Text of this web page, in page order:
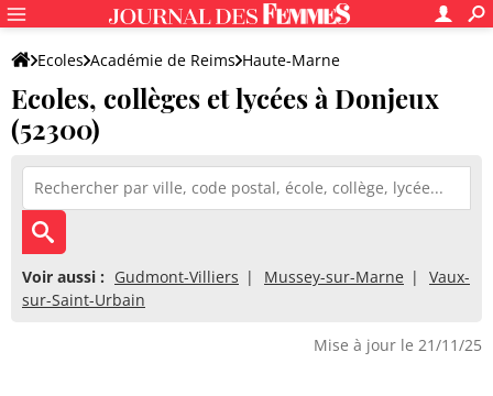
Ecoles Académie de Reims Haute-Marne
Ecoles, collèges et lycées à Donjeux
(52300)
Voir aussi : Gudmont-Villiers Mussey-sur-Marne
Vaux-
sur-Saint-Urbain
Mise à jour le 21/11/25